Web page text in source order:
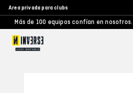
Area privada para clubs
Más de 100 equipos confían en